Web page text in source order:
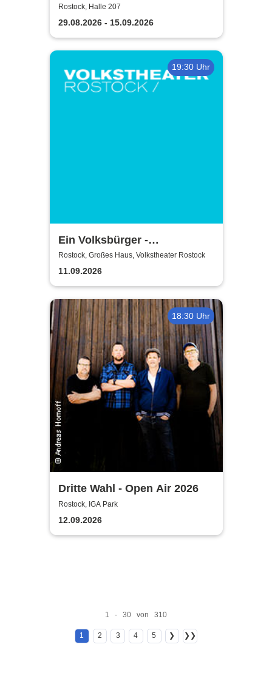
Volkstheater Rostock
Rostock, Halle 207
29.08.2026 - 15.09.2026
19:30 Uhr
Ein Volksbürger -
Volkstheater Rostock
Rostock, Großes Haus, Volkstheater Rostock
11.09.2026
18:30 Uhr
Dritte Wahl - Open Air 2026
Rostock, IGA Park
12.09.2026
1 - 30 von 310
1 2 3 4 5 ❯ ❯❯